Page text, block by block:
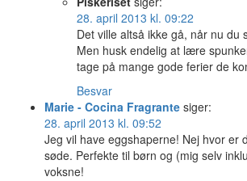
28. april 2013 kl. 09:22
Det ville altså ikke gå, når nu du
Men husk endelig at lære
tage på mange gode ferier de
Besvar
Marie - Cocina Fragrante siger:
28. april 2013 kl. 09:52
Jeg vil have eggshaperne! Nej hvor er
søde. Perfekte til børn og (mig selv
voksne!